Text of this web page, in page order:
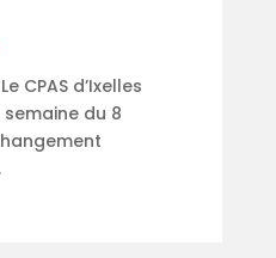
CPAS d’Ixelles
du 8